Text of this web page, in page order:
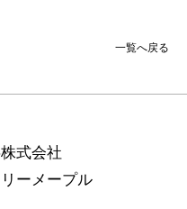
一覧へ戻る
式会社
ーメープル